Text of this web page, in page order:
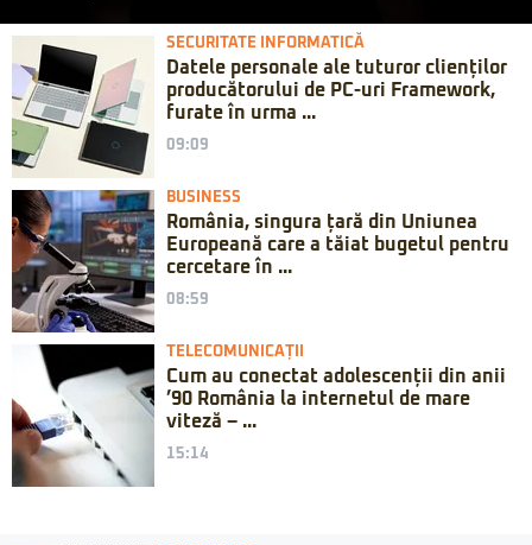
SECURITATE INFORMATICĂ
Datele personale ale tuturor clienților
producătorului de PC-uri Framework,
furate în urma ...
09:09
BUSINESS
România, singura țară din Uniunea
Europeană care a tăiat bugetul pentru
cercetare în ...
08:59
TELECOMUNICAȚII
Cum au conectat adolescenții din anii
’90 România la internetul de mare
viteză – ...
15:14